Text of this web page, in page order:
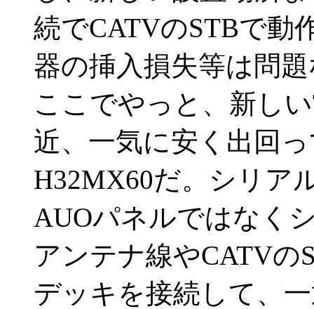
続でCATVのSTBで動
器の挿入損失等は問
ここでやっと、新し
近、一気に安く出回
H32MX60だ。シリア
AUOパネルではなく
アンテナ線やCATVの
デッキを接続して、